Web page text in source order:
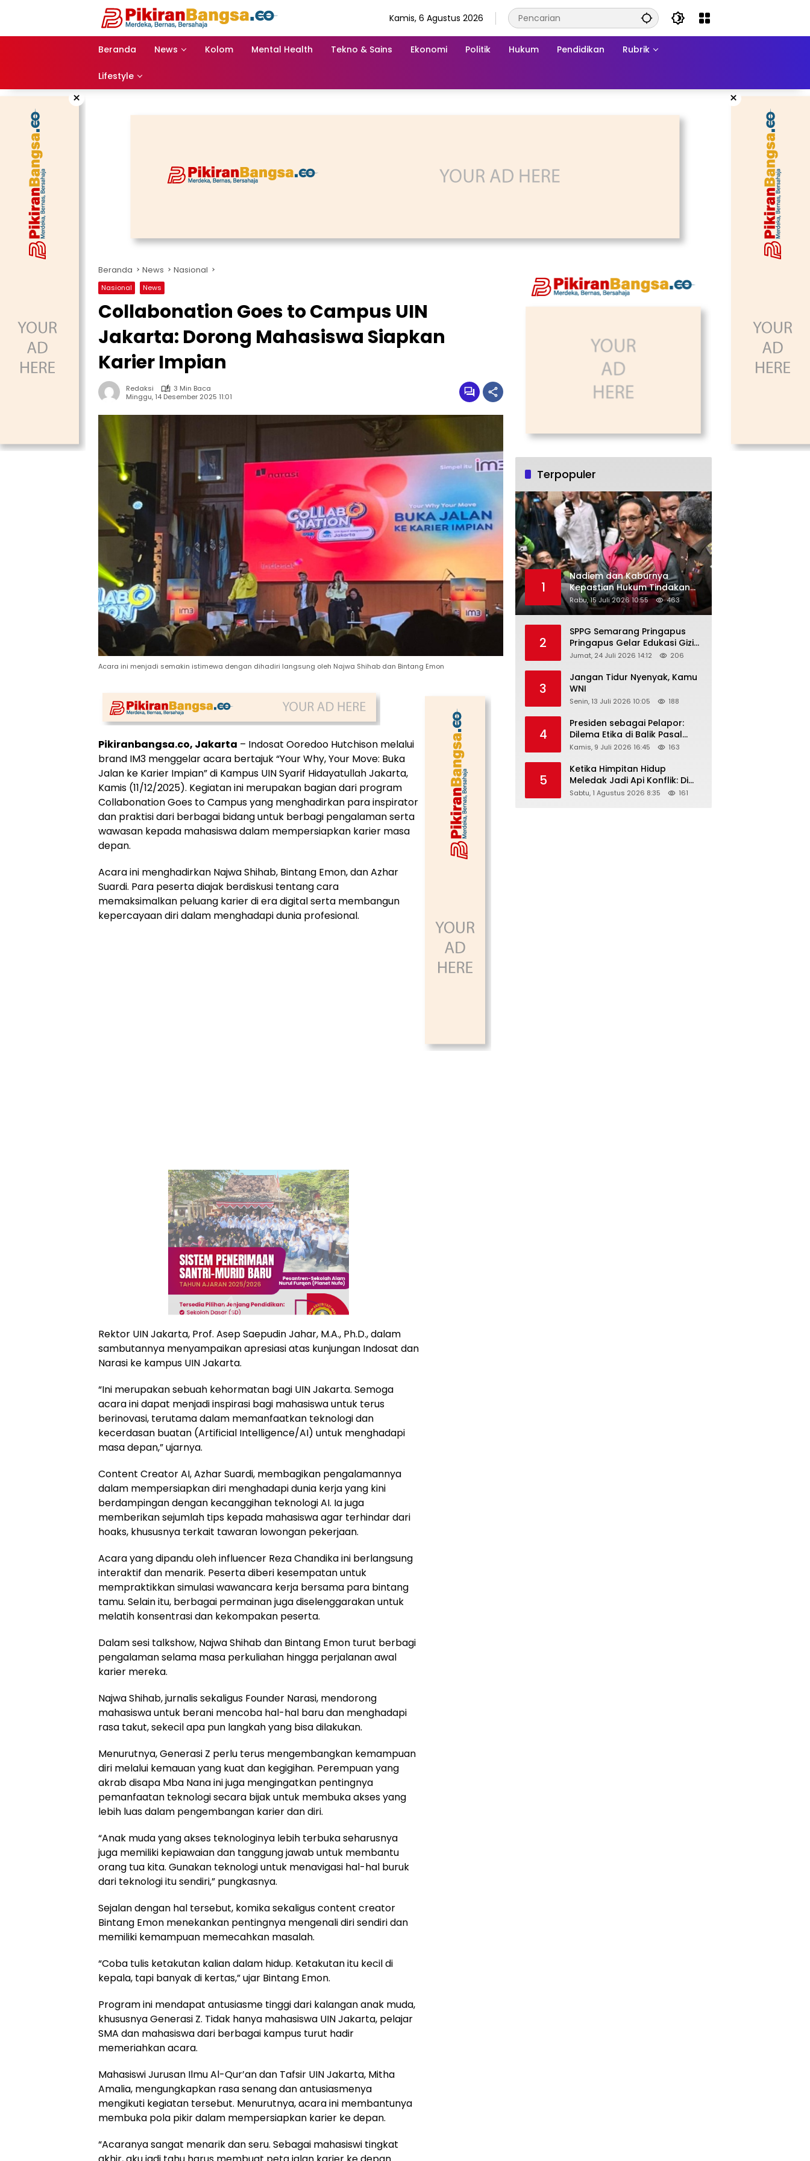
Kamis, 6 Agustus 2026
Beranda News Kolom Mental Health Tekno & Sains Ekonomi Politik Hukum Pendidikan Rubrik
Lifestyle
× ×
Beranda News Nasional
Nasional News
Collabonation Goes to Campus UIN
Jakarta: Dorong Mahasiswa Siapkan
Karier Impian
Redaksi
3 Min Baca
Minggu, 14 Desember 2025 11:01
Acara ini menjadi semakin istimewa dengan dihadiri langsung oleh Najwa Shihab dan Bintang Emon
Pikiranbangsa.co, Jakarta – Indosat Ooredoo Hutchison melalui
brand IM3 menggelar acara bertajuk “Your Why, Your Move: Buka
Jalan ke Karier Impian” di Kampus UIN Syarif Hidayatullah Jakarta,
Kamis (11/12/2025). Kegiatan ini merupakan bagian dari program
Collabonation Goes to Campus yang menghadirkan para inspirator
dan praktisi dari berbagai bidang untuk berbagi pengalaman serta
wawasan kepada mahasiswa dalam mempersiapkan karier masa
depan.
Acara ini menghadirkan Najwa Shihab, Bintang Emon, dan Azhar
Suardi. Para peserta diajak berdiskusi tentang cara
memaksimalkan peluang karier di era digital serta membangun
kepercayaan diri dalam menghadapi dunia profesional.
Rektor UIN Jakarta, Prof. Asep Saepudin Jahar, M.A., Ph.D., dalam
sambutannya menyampaikan apresiasi atas kunjungan Indosat dan
Narasi ke kampus UIN Jakarta.
“Ini merupakan sebuah kehormatan bagi UIN Jakarta. Semoga
acara ini dapat menjadi inspirasi bagi mahasiswa untuk terus
berinovasi, terutama dalam memanfaatkan teknologi dan
kecerdasan buatan (Artificial Intelligence/AI) untuk menghadapi
masa depan,” ujarnya.
Content Creator AI, Azhar Suardi, membagikan pengalamannya
dalam mempersiapkan diri menghadapi dunia kerja yang kini
berdampingan dengan kecanggihan teknologi AI. Ia juga
memberikan sejumlah tips kepada mahasiswa agar terhindar dari
hoaks, khususnya terkait tawaran lowongan pekerjaan.
Acara yang dipandu oleh influencer Reza Chandika ini berlangsung
interaktif dan menarik. Peserta diberi kesempatan untuk
mempraktikkan simulasi wawancara kerja bersama para bintang
tamu. Selain itu, berbagai permainan juga diselenggarakan untuk
melatih konsentrasi dan kekompakan peserta.
Dalam sesi talkshow, Najwa Shihab dan Bintang Emon turut berbagi
pengalaman selama masa perkuliahan hingga perjalanan awal
karier mereka.
Najwa Shihab, jurnalis sekaligus Founder Narasi, mendorong
mahasiswa untuk berani mencoba hal-hal baru dan menghadapi
rasa takut, sekecil apa pun langkah yang bisa dilakukan.
Menurutnya, Generasi Z perlu terus mengembangkan kemampuan
diri melalui kemauan yang kuat dan kegigihan. Perempuan yang
akrab disapa Mba Nana ini juga mengingatkan pentingnya
pemanfaatan teknologi secara bijak untuk membuka akses yang
lebih luas dalam pengembangan karier dan diri.
“Anak muda yang akses teknologinya lebih terbuka seharusnya
juga memiliki kepiawaian dan tanggung jawab untuk membantu
orang tua kita. Gunakan teknologi untuk menavigasi hal-hal buruk
dari teknologi itu sendiri,” pungkasnya.
Sejalan dengan hal tersebut, komika sekaligus content creator
Bintang Emon menekankan pentingnya mengenali diri sendiri dan
memiliki kemampuan memecahkan masalah.
“Coba tulis ketakutan kalian dalam hidup. Ketakutan itu kecil di
kepala, tapi banyak di kertas,” ujar Bintang Emon.
Program ini mendapat antusiasme tinggi dari kalangan anak muda,
khususnya Generasi Z. Tidak hanya mahasiswa UIN Jakarta, pelajar
SMA dan mahasiswa dari berbagai kampus turut hadir
memeriahkan acara.
Mahasiswi Jurusan Ilmu Al-Qur’an dan Tafsir UIN Jakarta, Mitha
Amalia, mengungkapkan rasa senang dan antusiasmenya
mengikuti kegiatan tersebut. Menurutnya, acara ini membantunya
membuka pola pikir dalam mempersiapkan karier ke depan.
“Acaranya sangat menarik dan seru. Sebagai mahasiswi tingkat
Terpopuler
1
Nadiem dan Kaburnya
Kepastian Hukum Tindakan
Pejabat Publik
Rabu, 15 Juli 2026 10:55 463
2
SPPG Semarang Pringapus
Pringapus Gelar Edukasi Gizi
di PAUD Bina Balita Peringati
Jumat, 24 Juli 2026 14:12 206
3
Jangan Tidur Nyenyak, Kamu
WNI
Senin, 13 Juli 2026 10:05 188
4
Presiden sebagai Pelapor:
Dilema Etika di Balik Pasal
218–220 KUHP
Kamis, 9 Juli 2026 16:45 163
5
Ketika Himpitan Hidup
Meledak Jadi Api Konflik: Di
Balik Tragedi Menteng-
Sabtu, 1 Agustus 2026 8:35 161